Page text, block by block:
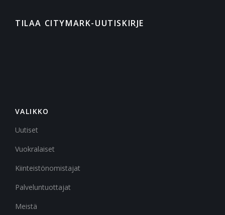
TILAA CITYMARK-UUTISKIRJE
VALIKKO
Uutiset
Vuokralaiset
Kiinteistönomistajat
Palveluntuottajat
Meistä